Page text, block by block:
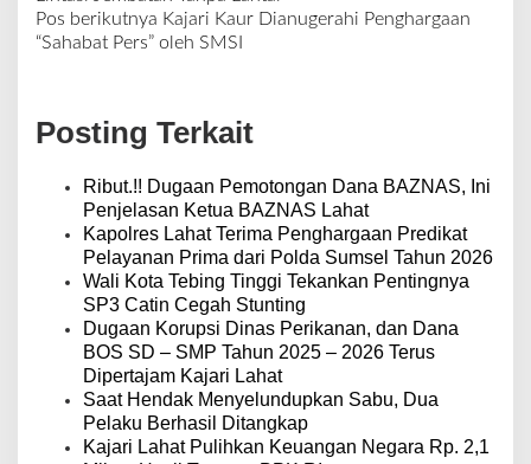
a
v
a
s
Pos berikutnya Kajari Kaur Dianugerahi Penghargaan
“Sahabat Pers” oleh SMSI
Posting Terkait
Ribut.!! Dugaan Pemotongan Dana BAZNAS, Ini
Penjelasan Ketua BAZNAS Lahat
Kapolres Lahat Terima Penghargaan Predikat
Pelayanan Prima dari Polda Sumsel Tahun 2026
Wali Kota Tebing Tinggi Tekankan Pentingnya
SP3 Catin Cegah Stunting
Dugaan Korupsi Dinas Perikanan, dan Dana
BOS SD – SMP Tahun 2025 – 2026 Terus
Dipertajam Kajari Lahat
Saat Hendak Menyelundupkan Sabu, Dua
Pelaku Berhasil Ditangkap
Kajari Lahat Pulihkan Keuangan Negara Rp. 2,1